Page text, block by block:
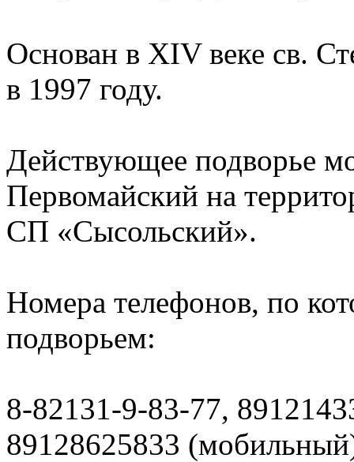
Основан в XIV веке св.
в 1997 году.
Действующее подворье
Первомайский на
СП «Сысольский».
Номера телефонов, по
подворьем:
8-82131-9-83-77,
89128625833